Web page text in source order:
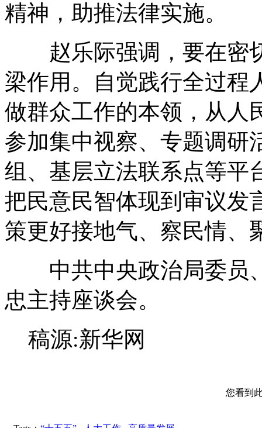
精神，助推法律实施。
赵乐际强调，要在密
梁作用。自觉践行全过程
做群众工作的本领，从人
参加集中视察、专题调研
组、基层立法联系点等平
把民意民智体现到审议发
策更好接地气、察民情、
中共中央政治局委员
忠主持座谈会。
稿源:新华网
您看到